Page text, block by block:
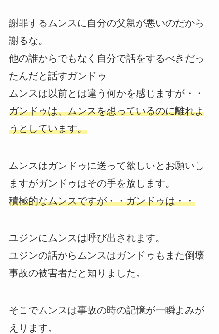
謝罪するムンスに自分の父親が悪いのだから
謝るな。
他の誰からでもなく自分で話をするべきだっ
たんだと話すガンドゥ
ムンスは以前とは違う何かを感じますが・・
ガンドゥは、ムンスを想っているのに離れよ
うとしています。
ムンスはガンドゥに送って欲しいとお願いし
ますがガンドゥはその手を放します。
積極的なムンスですが・・ガンドゥは・・
ユジンにムンスは呼び出されます。
ユジンの話からムンスはガンドゥもまた倒壊
事故の被害者だと知りました。
そこでムンスは事故の時の記憶が一瞬よみが
えります。